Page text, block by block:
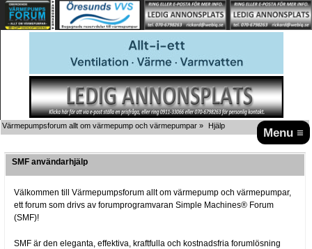
Menu ≡
Värmepumpsforum allt om värmepump och värmepumpar » Hjälp
SMF användarhjälp
Välkommen till Värmepumpsforum allt om värmepump och värmepumpar,
ett forum som drivs av forumprogramvaran Simple Machines® Forum
(SMF)!
SMF är den eleganta, effektiva, kraftfulla och kostnadsfria forumlösning